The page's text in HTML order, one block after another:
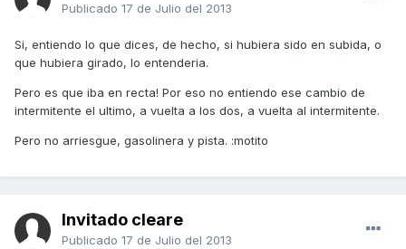
Publicado 17 de Julio del 2013
Si, entiendo lo que dices, de hecho, si hubiera sido en subida, o
que hubiera girado, lo entenderia.
Pero es que iba en recta! Por eso no entiendo ese cambio de
intermitente el ultimo, a vuelta a los dos, a vuelta al intermitente.
Pero no arriesgue, gasolinera y pista. :motito
Invitado cleare
Publicado 17 de Julio del 2013